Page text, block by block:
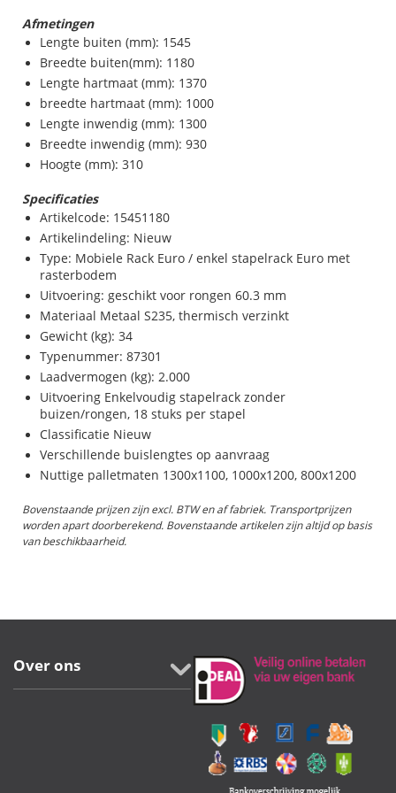
Afmetingen
Lengte buiten (mm): 1545
Breedte buiten(mm): 1180
Lengte hartmaat (mm): 1370
breedte hartmaat (mm): 1000
Lengte inwendig (mm): 1300
Breedte inwendig (mm): 930
Hoogte (mm): 310
Specificaties
Artikelcode: 15451180
Artikelindeling: Nieuw
Type: Mobiele Rack Euro / enkel stapelrack Euro met
rasterbodem
Uitvoering: geschikt voor rongen 60.3 mm
Materiaal Metaal S235, thermisch verzinkt
Gewicht (kg): 34
Typenummer: 87301
Laadvermogen (kg): 2.000
Uitvoering Enkelvoudig stapelrack zonder
buizen/rongen, 18 stuks per stapel
Classificatie Nieuw
Verschillende buislengtes op aanvraag
Nuttige palletmaten 1300x1100, 1000x1200, 800x1200
Bovenstaande prijzen zijn excl. BTW en af fabriek. Transportprijzen
worden apart doorberekend. Bovenstaande artikelen zijn altijd op basis
van beschikbaarheid.
Over ons